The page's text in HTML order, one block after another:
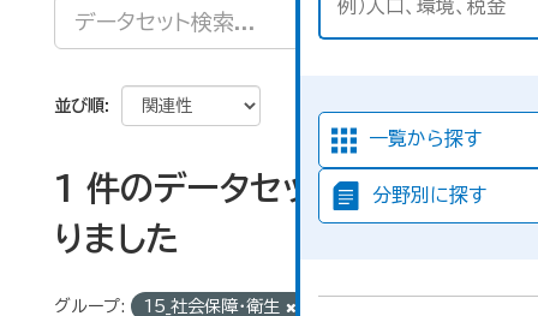
一覧から探す
分野別に探す
並び順
1 件のデータセットが見つか
りました
グループ: 15_社会保障・衛生